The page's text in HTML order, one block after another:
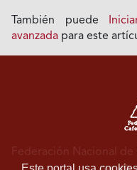
También puede
avanzada para este
Federación Nacional de